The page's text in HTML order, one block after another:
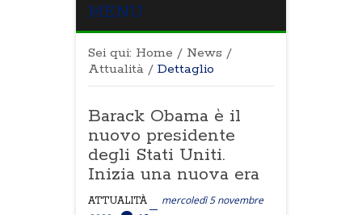
MENU
Sei qui: Home / News /
Attualità / Dettaglio
Barack Obama è il
nuovo presidente
degli Stati Uniti.
Inizia una nuova era
ATTUALITÀ
mercoledì 5 novembre